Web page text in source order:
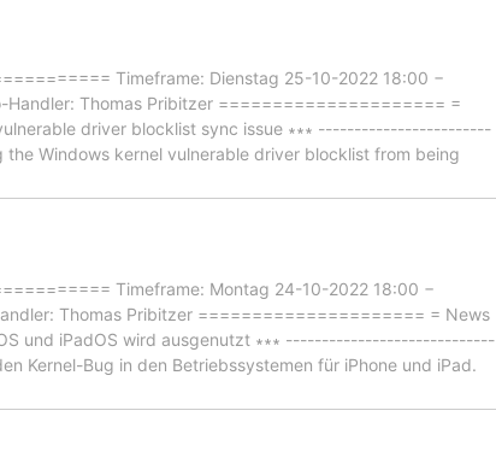
Timeframe: Dienstag 25-10-2022 18:00 −
Thomas Pribitzer ===================== =
driver blocklist sync issue ∗∗∗ ------------------------
Windows kernel vulnerable driver blocklist from being
Timeframe: Montag 24-10-2022 18:00 −
Thomas Pribitzer ===================== = News
und iPadOS wird ausgenutzt ∗∗∗ -----------------------------
Kernel-Bug in den Betriebssystemen für iPhone und iPad.